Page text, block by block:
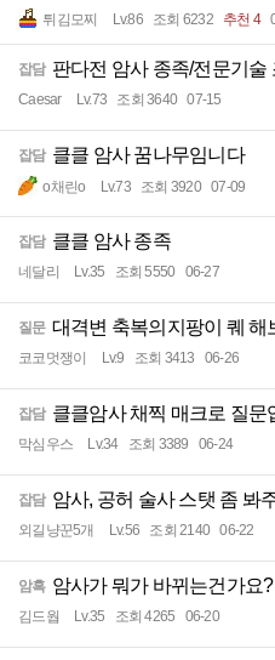
튀김모찌 Lv.86 조회 6232 추천 4
잡담 판다전 암사 종족/전문기술
Caesar Lv.73 조회 3640 07-15
잡담 클클 암사 꿈나무임니다
o채린o Lv.73 조회 3920 07-09
잡담 클클 암사 종족
네달리 Lv.35 조회 5550 06-27
질문 대격변 축복의지팡이 퀘 해
코코멋쟁이 Lv.9 조회 3413 06-26
잡담 클클암사 채찍 매크로 질문
막심우스 Lv.34 조회 3389 06-24
잡담 암사, 공허 술사 스탯 좀 봐
외길냥꾼5개 Lv.56 조회 2140 06-22
암흑 암사가 뭐가 바뀌는건가요?
김드웝 Lv.35 조회 4265 06-20